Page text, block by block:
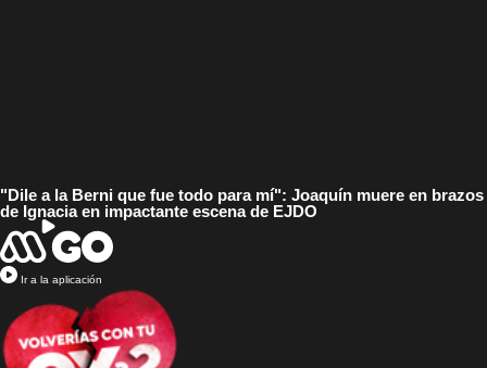
"Dile a la Berni que fue todo para mí": Joaquín muere en brazos
de Ignacia en impactante escena de EJDO
Ir a la aplicación